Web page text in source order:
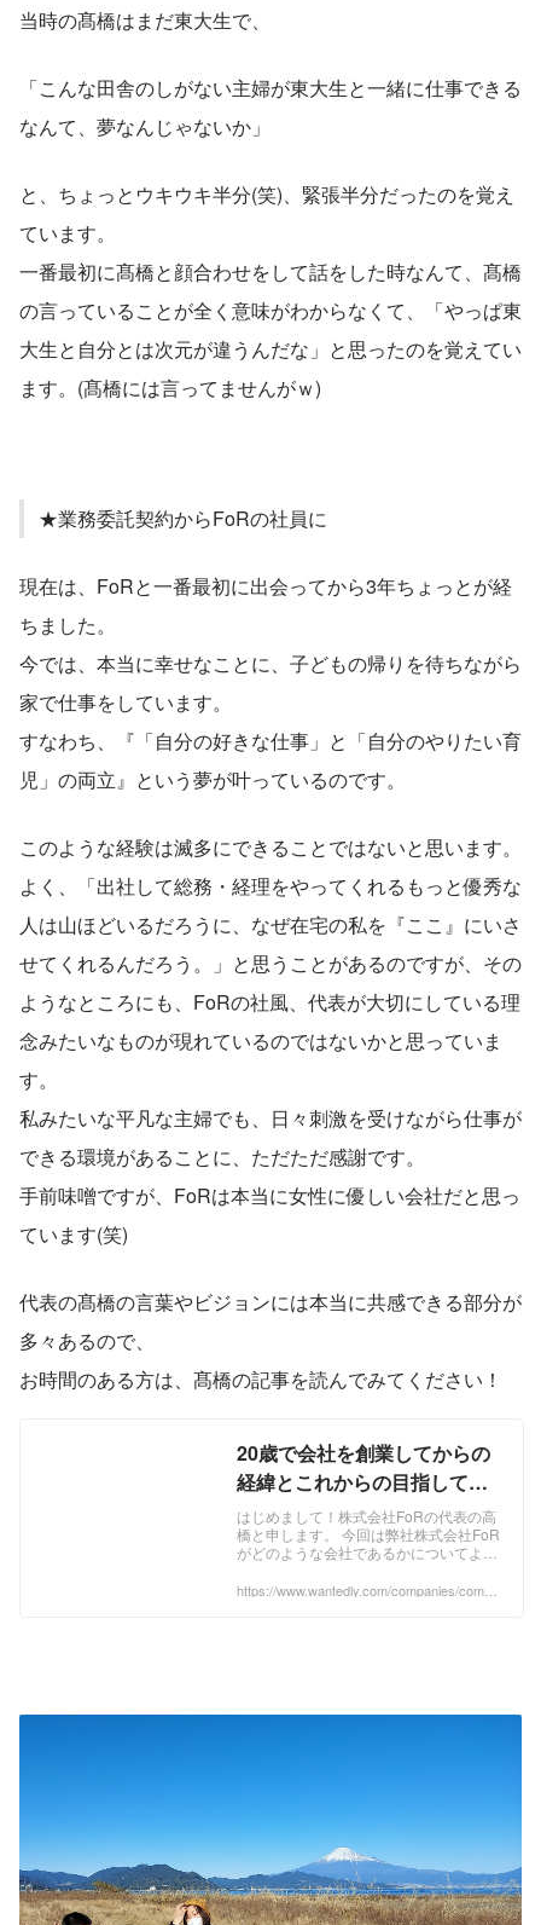
当時の髙橋はまだ東大生で、
「こんな田舎のしがない主婦が東大生と一緒に仕事できる
なんて、夢なんじゃないか」
と、ちょっとウキウキ半分(笑)、緊張半分だったのを覚え
ています。
一番最初に髙橋と顔合わせをして話をした時なんて、髙橋
の言っていることが全く意味がわからなくて、「やっぱ東
大生と自分とは次元が違うんだな」と思ったのを覚えてい
ます。(髙橋には言ってませんがｗ)
★業務委託契約からFoRの社員に
現在は、FoRと一番最初に出会ってから3年ちょっとが経
ちました。
今では、本当に幸せなことに、子どもの帰りを待ちながら
家で仕事をしています。
すなわち、『「自分の好きな仕事」と「自分のやりたい育
児」の両立』という夢が叶っているのです。
このような経験は滅多にできることではないと思います。
よく、「出社して総務・経理をやってくれるもっと優秀な
人は山ほどいるだろうに、なぜ在宅の私を『ここ』にいさ
せてくれるんだろう。」と思うことがあるのですが、その
ようなところにも、FoRの社風、代表が大切にしている理
念みたいなものが現れているのではないかと思っていま
す。
私みたいな平凡な主婦でも、日々刺激を受けながら仕事が
できる環境があることに、ただただ感謝です。
手前味噌ですが、FoRは本当に女性に優しい会社だと思っ
ています(笑)
代表の髙橋の言葉やビジョンには本当に共感できる部分が
多々あるので、
お時間のある方は、髙橋の記事を読んでみてください！
20歳で会社を創業してからの
経緯とこれからの目指してい
るビジョンについて | 株式会社
FoR's post
はじめまして！株式会社FoRの代表の高
橋と申します。 今回は弊社株式会社FoR
がどのような会社であるかについてより
の記事を書かせていただいております。
https://www.wantedly.com/companies/compa